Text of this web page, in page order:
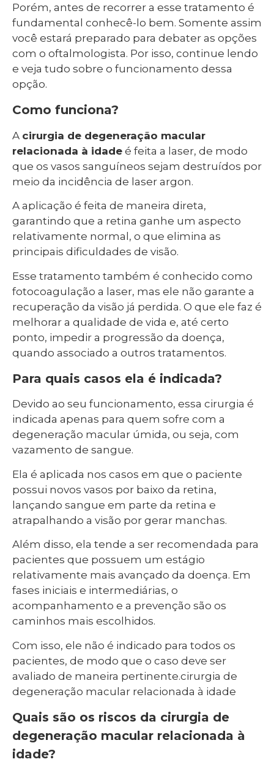
Porém, antes de recorrer a esse tratamento é
fundamental conhecê-lo bem. Somente assim
você estará preparado para debater as opções
com o oftalmologista. Por isso, continue lendo
e veja tudo sobre o funcionamento dessa
opção.
Como funciona?
A cirurgia de degeneração macular
relacionada à idade é feita a laser, de modo
que os vasos sanguíneos sejam destruídos por
meio da incidência de laser argon.
A aplicação é feita de maneira direta,
garantindo que a retina ganhe um aspecto
relativamente normal, o que elimina as
principais dificuldades de visão.
Esse tratamento também é conhecido como
fotocoagulação a laser, mas ele não garante a
recuperação da visão já perdida. O que ele faz é
melhorar a qualidade de vida e, até certo
ponto, impedir a progressão da doença,
quando associado a outros tratamentos.
Para quais casos ela é indicada?
Devido ao seu funcionamento, essa cirurgia é
indicada apenas para quem sofre com a
degeneração macular úmida, ou seja, com
vazamento de sangue.
Ela é aplicada nos casos em que o paciente
possui novos vasos por baixo da retina,
lançando sangue em parte da retina e
atrapalhando a visão por gerar manchas.
Além disso, ela tende a ser recomendada para
pacientes que possuem um estágio
relativamente mais avançado da doença. Em
fases iniciais e intermediárias, o
acompanhamento e a prevenção são os
caminhos mais escolhidos.
Com isso, ele não é indicado para todos os
pacientes, de modo que o caso deve ser
avaliado de maneira pertinente.cirurgia de
degeneração macular relacionada à idade
Quais são os riscos da cirurgia de
degeneração macular relacionada à
idade?